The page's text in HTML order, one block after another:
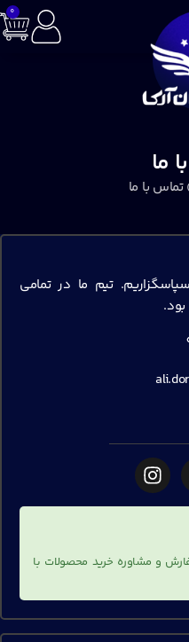
0
ما
تماس با ما
تیم ما در تمامی
و مشاوره خرید محصولات با